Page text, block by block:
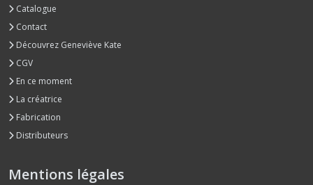
Catalogue
Contact
Découvrez Geneviève Kate
CGV
En ce moment
La créatrice
Fabrication
Distributeurs
Mentions légales